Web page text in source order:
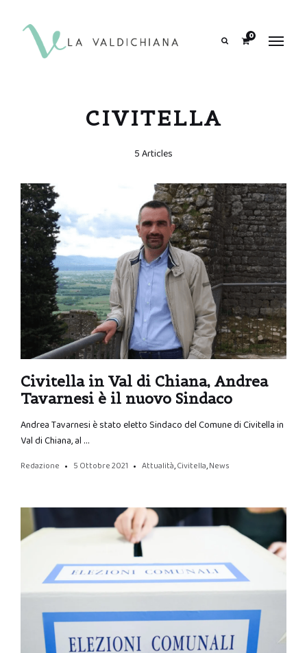
0
CIVITELLA
5 Articles
Civitella in Val di Chiana, Andrea
Tavarnesi è il nuovo Sindaco
Andrea Tavarnesi è stato eletto Sindaco del Comune di Civitella in
Val di Chiana, al …
Redazione 5 Ottobre 2021 Attualità,Civitella,News